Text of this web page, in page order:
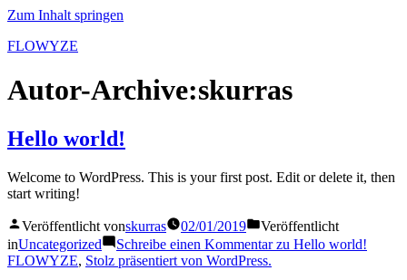
Zum Inhalt springen
FLOWYZE
Autor-Archive:skurras
Hello world!
Welcome to WordPress. This is your first post. Edit or delete it, then
start writing!
Veröffentlicht vonskurras 02/01/2019
Veröffentlicht
inUncategorized Schreibe einen Kommentarzu Hello world!
FLOWYZE, Stolz präsentiert von WordPress.